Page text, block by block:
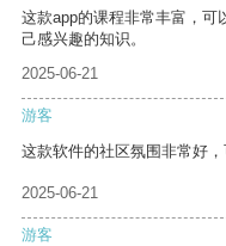
这款app的课程非常丰富，可
己感兴趣的知识。
2025-06-21
游客
这款软件的社区氛围非常好
2025-06-21
游客